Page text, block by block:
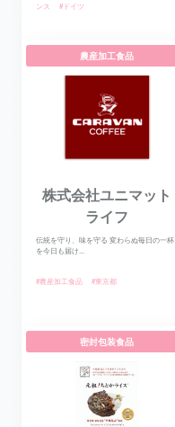
ンス
#ドイツ
農産加工食品
株式会社ユニマット
ライフ
伝統を守り、味を守る 変わらぬ毎日の一杯
を今日も届け...
#農産加工食品 #東京都
密封包装食品